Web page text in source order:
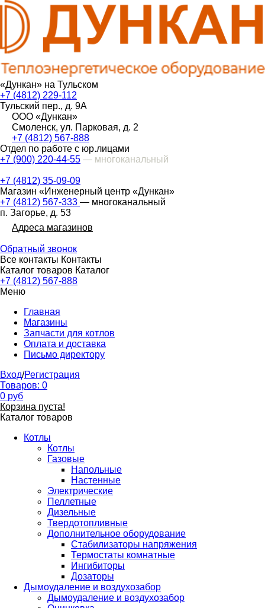
«Дункан» на Тульском
+7 (4812) 229-112
Тульский пер., д. 9А
ООО «Дункан»
Смоленск, ул. Парковая, д. 2
+7 (4812) 567-888
Отдел по работе с юр.лицами
+7 (900) 220-44-55 — многоканальный
+7 (4812) 35-09-09
Магазин «Инженерный центр «Дункан»
+7 (4812) 567-333 — многоканальный
п. Загорье, д. 53
Адреса магазинов
Обратный звонок
Все контакты Контакты
Каталог товаров Каталог
+7 (4812) 567-888
Меню
Главная
Магазины
Запчасти для котлов
Оплата и доставка
Письмо директору
Вход/Регистрация
Товаров: 0
0 руб
Корзина пуста!
Каталог товаров
Котлы
Котлы
Газовые
Напольные
Настенные
Электрические
Пеллетные
Дизельные
Твердотопливные
Дополнительное оборудование
Стабилизаторы напряжения
Термостаты комнатные
Ингибиторы
Дозаторы
Дымоудаление и воздухозабор
Дымоудаление и воздухозабор